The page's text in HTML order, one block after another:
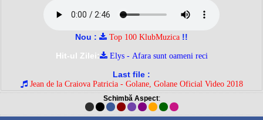
Nou : Top 100 KlubMuzica !!
Hit-ul Zilei:
Elys - Afara sunt oameni reci
Last file :
Jean de la Craiova Patricia - Golane, Golane Oficial Video 2018
Schimbă Aspect: